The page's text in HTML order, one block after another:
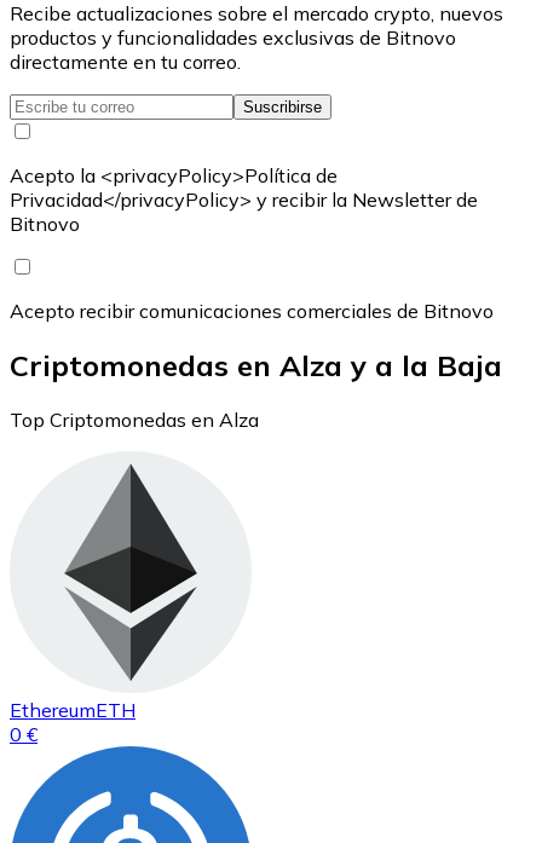
Recibe actualizaciones sobre el mercado crypto, nuevos
productos y funcionalidades exclusivas de Bitnovo
directamente en tu correo.
Suscribirse
Acepto la <privacyPolicy>Política de
Privacidad</privacyPolicy> y recibir la Newsletter de
Bitnovo
Acepto recibir comunicaciones comerciales de Bitnovo
Criptomonedas en Alza y a la Baja
Top Criptomonedas en Alza
EthereumETH
0 €